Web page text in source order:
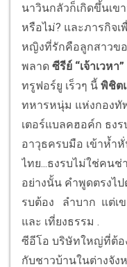
นาวินกลัวก็เกิดขึ้นเข
หรือไม่? และภารกิจเ
หญิงที่รักคือลูกสาวข
พลาด ซีรีย์ “เจ้าเวหา
ทรูฟอร์ยู เร็วๆ นี้ พิชิต
ทหารหนุ่ม แห่งกองทั
เตอร์แบลคฮอค์ก ธง
อาวุธครบมือ เข้าห้ำ
ไทย...ธงรบไม่ใช่คนช่
อย่างนั้น คำพูดตรงไ
รบต้อง ลำบาก แต่เ
และ เที่ยงธรรม .
ซีอีโอ บริษัทใหญ่ที่ต้อ
กับชาวบ้านในต่างจัง